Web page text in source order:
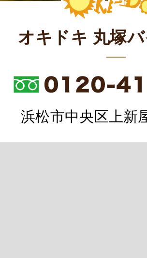
オキドキ 丸塚
浜松市中央区上新